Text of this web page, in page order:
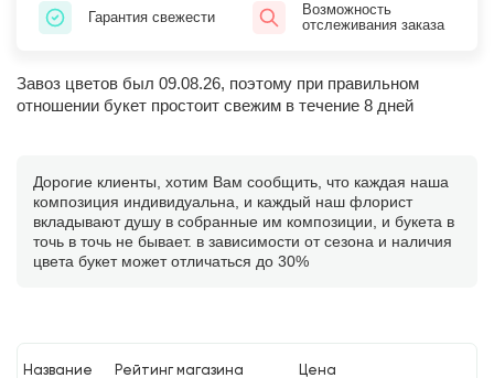
Гарантия свежести
Возможность
отслеживания заказа
Завоз цветов был 09.08.26, поэтому при правильном
отношении букет простоит свежим в течение 8 дней
Дорогие клиенты, хотим Вам сообщить, что каждая наша
композиция индивидуальна, и каждый наш флорист
вкладывают душу в собранные им композиции, и букета в
точь в точь не бывает. в зависимости от сезона и наличия
цвета букет может отличаться до 30%
Название Рейтинг магазина Цена